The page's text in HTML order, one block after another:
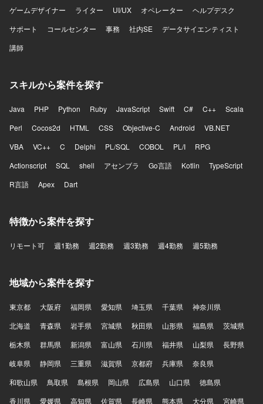
ゲームデザイナー
ライター UI/UX オペレーター
ヘルプデスク
サポート
コールセンター 事務 社内SE
データサイエンティスト
講師
スキルから案件を探す
Java PHP Python Ruby JavaScript Swift C# C++
Scala
Perl
Cocos2d HTML CSS Objective-C Android
VB.NET
VBA
VC++ C Delphi PL/SQL COBOL PL/I
RPG
Actionscript
SQL shell アセンブラ Go言語 Kotlin
TypeScript
R言語
Apex Dart
特徴から案件を探す
リモート可 週1勤務 週2勤務 週3勤務 週4勤務 週5勤務
地域から案件を探す
東京都 大阪府 福岡県 愛知県 埼玉県 千葉県
神奈川県
北海道
青森県 岩手県 宮城県 秋田県 山形県 福島県
茨城県
栃木県
群馬県 新潟県 富山県 石川県 福井県 山梨県
長野県
岐阜県
静岡県 三重県 滋賀県 京都府 兵庫県
奈良県
和歌山県
鳥取県 島根県 岡山県 広島県 山口県
徳島県
香川県
愛媛県 高知県 佐賀県 長崎県 熊本県 大分県 宮崎県